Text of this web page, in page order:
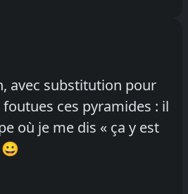
avec substitution pour
ces pyramides : il
où je me dis « ça y est
😀